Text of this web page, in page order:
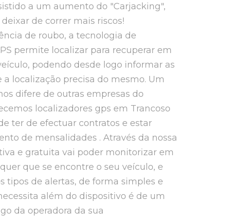
a um aumento do "Carjacking",
de correr mais riscos!
de roubo, a tecnologia de
permite localizar para recuperar em
podendo desde logo informar as
a localização precisa do mesmo. Um
difere de outras empresas do
localizadores gps em Trancoso
ter de efectuar contratos e estar
de mensalidades . Através da nossa
e gratuita vai poder monitorizar em
que se encontre o seu veículo, e
tipos de alertas, de forma simples e
além do dispositivo é de um
da operadora da sua